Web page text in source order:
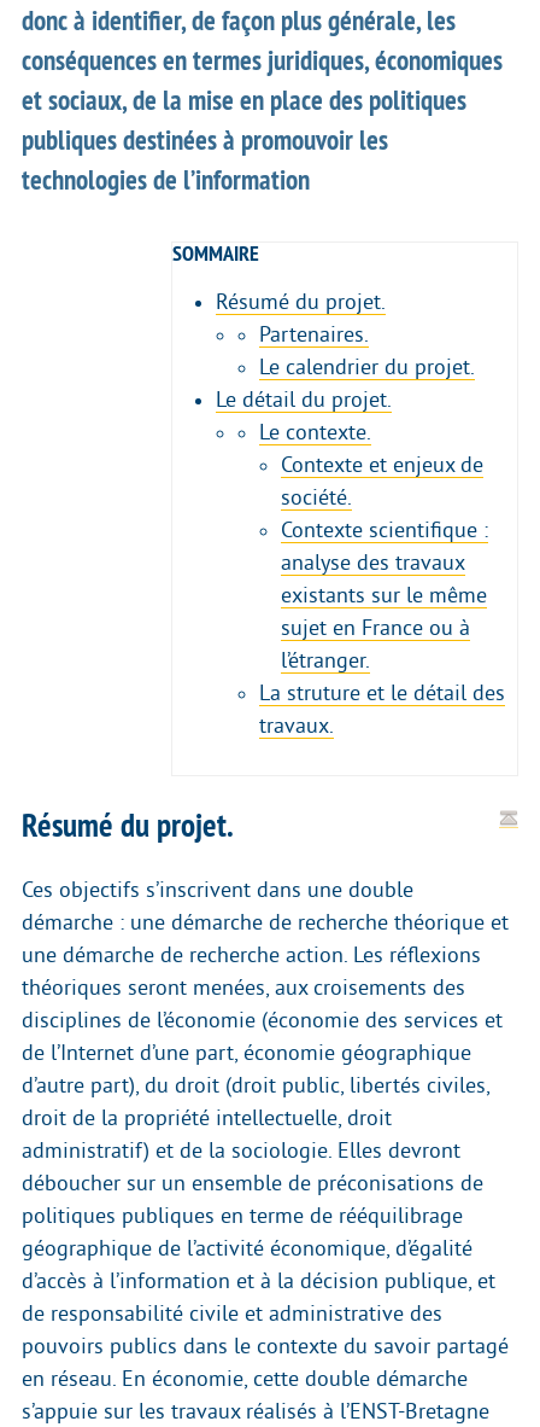
donc à identifier, de façon plus générale, les
conséquences en termes juridiques, économiques
et sociaux, de la mise en place des politiques
publiques destinées à promouvoir les
technologies de l’information
SOMMAIRE
Résumé du projet.
Partenaires.
Le calendrier du projet.
Le détail du projet.
Le contexte.
Contexte et enjeux de
société.
Contexte scientifique :
analyse des travaux
existants sur le même
sujet en France ou à
l’étranger.
La struture et le détail des
travaux.
Résumé du projet.
Ces objectifs s’inscrivent dans une double
démarche : une démarche de recherche théorique et
une démarche de recherche action. Les réflexions
théoriques seront menées, aux croisements des
disciplines de l’économie (économie des services et
de l’Internet d’une part, économie géographique
d’autre part), du droit (droit public, libertés civiles,
droit de la propriété intellectuelle, droit
administratif) et de la sociologie. Elles devront
déboucher sur un ensemble de préconisations de
politiques publiques en terme de rééquilibrage
géographique de l’activité économique, d’égalité
d’accès à l’information et à la décision publique, et
de responsabilité civile et administrative des
pouvoirs publics dans le contexte du savoir partagé
en réseau. En économie, cette double démarche
s’appuie sur les travaux réalisés à l’ENST-Bretagne